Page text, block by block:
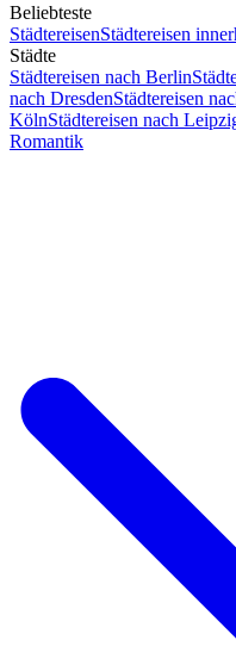
Beliebteste
StädtereisenStädtereisen
Städte
Städtereisen nach Berlin
nach DresdenStädtereisen
KölnStädtereisen nach
Romantik